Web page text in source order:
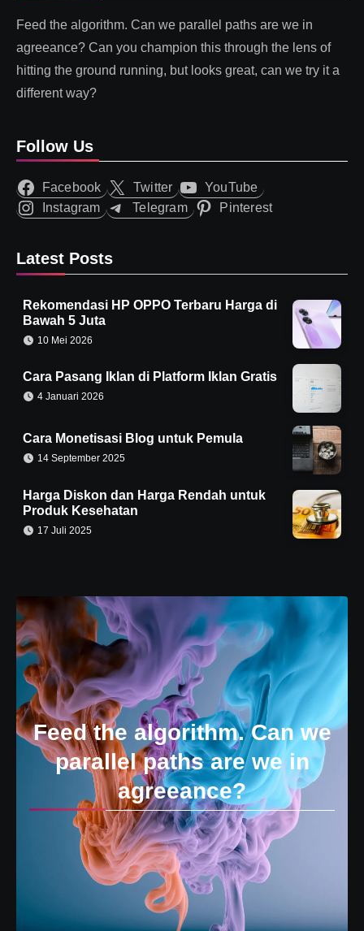
Feed the algorithm. Can we parallel paths are we in
agreeance? Can you champion this through the lens of
hitting the ground running, but looks great, can we try it a
different way?
Follow Us
Facebook Twitter
YouTube
Instagram
Telegram Pinterest
Latest Posts
Rekomendasi HP OPPO Terbaru Harga di
Bawah 5 Juta
10 Mei 2026
Cara Pasang Iklan di Platform Iklan Gratis
4 Januari 2026
Cara Monetisasi Blog untuk Pemula
14 September 2025
Harga Diskon dan Harga Rendah untuk
Produk Kesehatan
17 Juli 2025
Feed the algorithm. Can we
parallel paths are we in
agreeance?